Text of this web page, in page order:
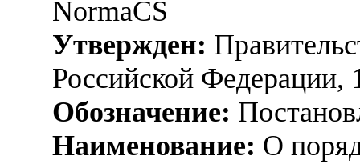
NormaCS
Утвержден:
Российской Федерации,
Обозначение:
Наименование: О